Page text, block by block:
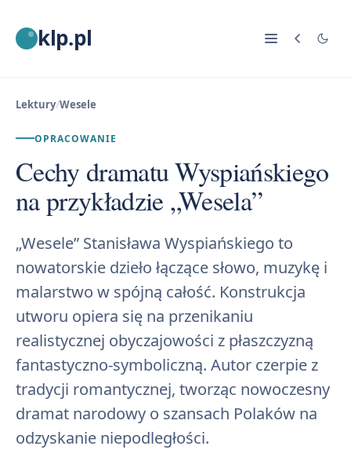
klp.pl
Lektury/Wesele
OPRACOWANIE
Cechy dramatu Wyspiańskiego
na przykładzie „Wesela”
„Wesele” Stanisława Wyspiańskiego to
nowatorskie dzieło łączące słowo, muzykę i
malarstwo w spójną całość. Konstrukcja
utworu opiera się na przenikaniu
realistycznej obyczajowości z płaszczyzną
fantastyczno-symboliczną. Autor czerpie z
tradycji romantycznej, tworząc nowoczesny
dramat narodowy o szansach Polaków na
odzyskanie niepodległości.